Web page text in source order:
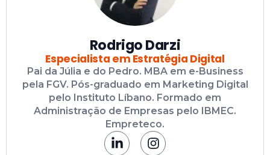
Rodrigo Darzi
Especialista em Estratégia Digital
Pai da Júlia e do Pedro. MBA em e-Business
pela FGV. Pós-graduado em Marketing Digital
pelo Instituto Líbano. Formado em
Administração de Empresas pelo IBMEC.
Empreteco.